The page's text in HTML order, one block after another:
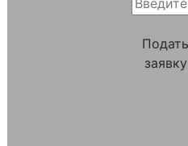
заявку